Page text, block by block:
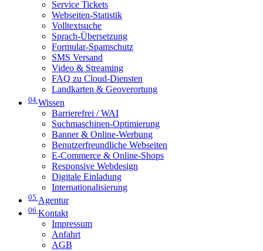
Service Tickets
Webseiten-Statistik
Volltextsuche
Sprach-Übersetzung
Formular-Spamschutz
SMS Versand
Video & Streaming
FAQ zu Cloud-Diensten
Landkarten & Geoverortung
04 Wissen
Barrierefrei / WAI
Suchmaschinen-Optimierung
Banner & Online-Werbung
Benutzerfreundliche Webseiten
E-Commerce & Online-Shops
Responsive Webdesign
Digitale Einladung
Internationalisierung
05 Agentur
06 Kontakt
Impressum
Anfahrt
AGB